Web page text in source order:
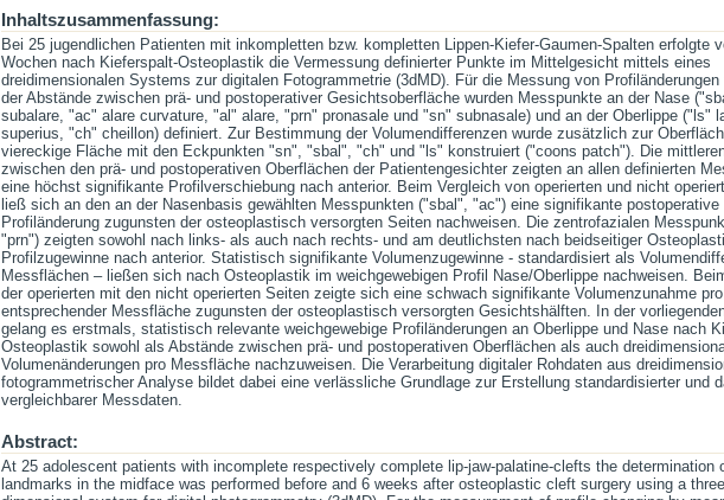
Inhaltszusammenfassung:
Bei 25 jugendlichen Patienten mit inkompletten bzw. kompletten Lippen-Kiefer-Gaumen-Spalten erfolgte
Wochen nach Kieferspalt-Osteoplastik die Vermessung definierter Punkte im Mittelgesicht mittels eines
dreidimensionalen Systems zur digitalen Fotogrammetrie (3dMD). Für die Messung von
der Abstände zwischen prä- und postoperativer Gesichtsoberfläche wurden Messpunkte an der Nase
subalare, "ac" alare curvature, "al" alare, "prn" pronasale und "sn" subnasale) und an der Oberlippe ("ls"
superius, "ch" cheillon) definiert. Zur Bestimmung der Volumendifferenzen wurde zusätzlich zur
viereckige Fläche mit den Eckpunkten "sn", "sbal", "ch" und "ls" konstruiert ("coons patch"). Die
zwischen den prä- und postoperativen Oberflächen der Patientengesichter zeigten an allen definierten
eine höchst signifikante Profilverschiebung nach anterior. Beim Vergleich von operierten und nicht
ließ sich an den an der Nasenbasis gewählten Messpunkten ("sbal", "ac") eine signifikante postoperative
Profiländerung zugunsten der osteoplastisch versorgten Seiten nachweisen. Die zentrofazialen
"prn") zeigten sowohl nach links- als auch nach rechts- und am deutlichsten nach beidseitiger
Profilzugewinne nach anterior. Statistisch signifikante Volumenzugewinne - standardisiert als
Messflächen – ließen sich nach Osteoplastik im weichgewebigen Profil Nase/Oberlippe nachweisen.
der operierten mit den nicht operierten Seiten zeigte sich eine schwach signifikante Volumenzunahme pro
entsprechender Messfläche zugunsten der osteoplastisch versorgten Gesichtshälften. In der
gelang es erstmals, statistisch relevante weichgewebige Profiländerungen an Oberlippe und Nase nach
Osteoplastik sowohl als Abstände zwischen prä- und postoperativen Oberflächen als auch
Volumenänderungen pro Messfläche nachzuweisen. Die Verarbeitung digitaler Rohdaten aus
fotogrammetrischer Analyse bildet dabei eine verlässliche Grundlage zur Erstellung standardisierter und
vergleichbarer Messdaten.
Abstract:
At 25 adolescent patients with incomplete respectively complete lip-jaw-palatine-clefts the determination
landmarks in the midface was performed before and 6 weeks after osteoplastic cleft surgery using a